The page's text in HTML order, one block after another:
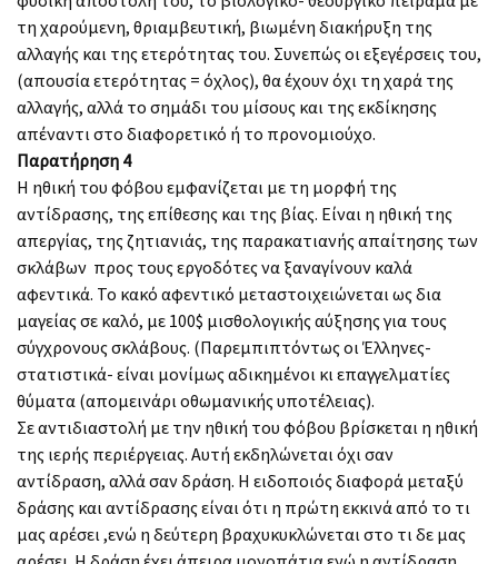
τη χαρούμενη, θριαμβευτική, βιωμένη διακήρυξη της
αλλαγής και της ετερότητας του. Συνεπώς οι εξεγέρσεις του,
(απουσία ετερότητας = όχλος), θα έχουν όχι τη χαρά της
αλλαγής, αλλά το σημάδι του μίσους και της εκδίκησης
απέναντι στο διαφορετικό ή το προνομιούχο.
Παρατήρηση 4
Η ηθική του φόβου εμφανίζεται με τη μορφή της
αντίδρασης, της επίθεσης και της βίας. Είναι η ηθική της
απεργίας, της ζητιανιάς, της παρακατιανής απαίτησης των
σκλάβων προς τους εργοδότες να ξαναγίνουν καλά
αφεντικά. Το κακό αφεντικό μεταστοιχειώνεται ως δια
μαγείας σε καλό, με 100$ μισθολογικής αύξησης για τους
σύγχρονους σκλάβους. (Παρεμπιπτόντως οι Έλληνες-
στατιστικά- είναι μονίμως αδικημένοι κι επαγγελματίες
θύματα (απομεινάρι οθωμανικής υποτέλειας).
Σε αντιδιαστολή με την ηθική του φόβου βρίσκεται η ηθική
της ιερής περιέργειας. Αυτή εκδηλώνεται όχι σαν
αντίδραση, αλλά σαν δράση. Η ειδοποιός διαφορά μεταξύ
δράσης και αντίδρασης είναι ότι η πρώτη εκκινά από το τι
μας αρέσει ,ενώ η δεύτερη βραχυκυκλώνεται στο τι δε μας